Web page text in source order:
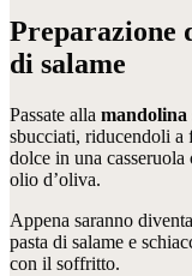
Preparazione
di salame
Passate alla mandolina
sbucciati, riducendoli a
dolce in una
olio d’oliva.
Appena saranno
pasta di salame e
con il soffritto.